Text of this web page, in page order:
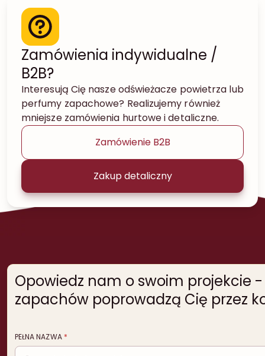
Zamówienia indywidualne /
B2B?
Interesują Cię nasze odświeżacze powietrza lub
perfumy zapachowe? Realizujemy również
mniejsze zamówienia hurtowe i detaliczne.
Zamówienie B2B
Zakup detaliczny
Opowiedz nam o swoim projekcie
zapachów poprowadzą Cię przez
PEŁNA NAZWA *